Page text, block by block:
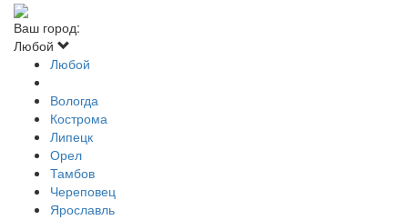
Ваш город:
Любой
Любой
Вологда
Кострома
Липецк
Орел
Тамбов
Череповец
Ярославль